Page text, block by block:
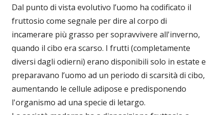
Dal punto di vista evolutivo l’uomo ha codificato il
fruttosio come segnale per dire al corpo di
incamerare più grasso per sopravvivere all'inverno,
quando il cibo era scarso. I frutti (completamente
diversi dagli odierni) erano disponibili solo in estate e
preparavano l’uomo ad un periodo di scarsità di cibo,
aumentando le cellule adipose e predisponendo
l'organismo ad una specie di letargo.